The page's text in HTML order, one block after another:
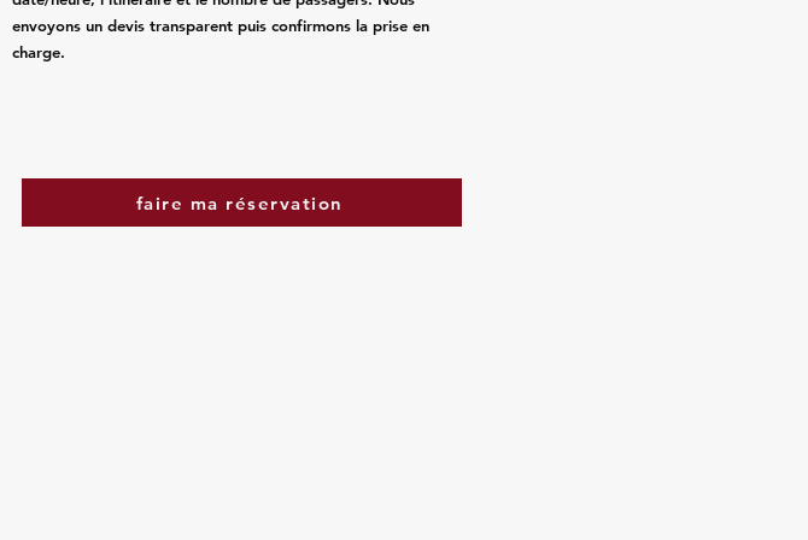
envoyons un devis transparent puis confirmons la prise en
charge.
faire ma réservation